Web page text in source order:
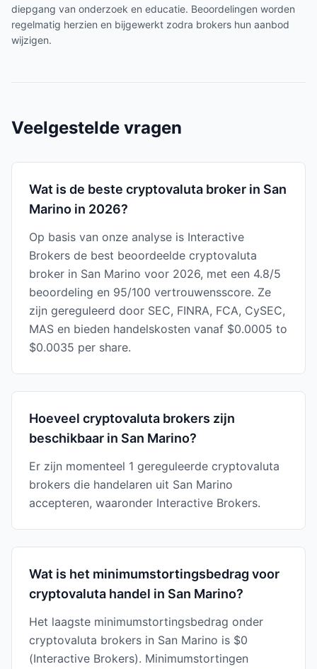
diepgang van onderzoek en educatie. Beoordelingen worden
regelmatig herzien en bijgewerkt zodra brokers hun aanbod
wijzigen.
Veelgestelde vragen
Wat is de beste cryptovaluta broker in San
Marino in 2026?
Op basis van onze analyse is Interactive
Brokers de best beoordeelde cryptovaluta
broker in San Marino voor 2026, met een 4.8/5
beoordeling en 95/100 vertrouwensscore. Ze
zijn gereguleerd door SEC, FINRA, FCA, CySEC,
MAS en bieden handelskosten vanaf $0.0005 to
$0.0035 per share.
Hoeveel cryptovaluta brokers zijn
beschikbaar in San Marino?
Er zijn momenteel 1 gereguleerde cryptovaluta
brokers die handelaren uit San Marino
accepteren, waaronder Interactive Brokers.
Wat is het minimumstortingsbedrag voor
cryptovaluta handel in San Marino?
Het laagste minimumstortingsbedrag onder
cryptovaluta brokers in San Marino is $0
(Interactive Brokers). Minimumstortingen